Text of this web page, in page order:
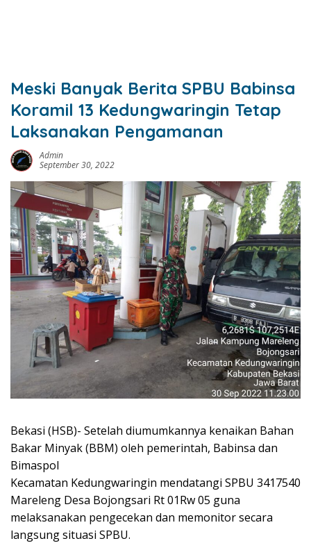
Meski Banyak Berita SPBU Babinsa
Koramil 13 Kedungwaringin Tetap
Laksanakan Pengamanan
Admin
September 30, 2022
Bekasi (HSB)- Setelah diumumkannya kenaikan Bahan
Bakar Minyak (BBM) oleh pemerintah, Babinsa dan
Bimaspol
Kecamatan Kedungwaringin mendatangi SPBU 3417540
Mareleng Desa Bojongsari Rt 01Rw 05 guna
melaksanakan pengecekan dan memonitor secara
langsung situasi SPBU.